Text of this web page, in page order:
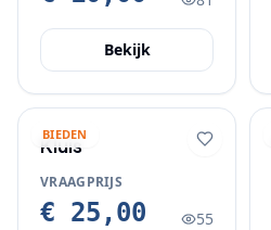
Bekijk
BIEDEN
Kluis
VRAAGPRIJS
€ 25,00 55